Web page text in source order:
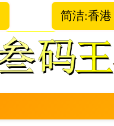
简洁:香港